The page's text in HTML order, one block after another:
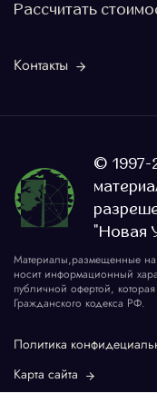
Рассчитать
Контакты
© 1997-
"Новая
Материалы,размещенные на
носит информационный
публичной офертой,
Гражданского кодекса РФ.
Политика
Карта сайта